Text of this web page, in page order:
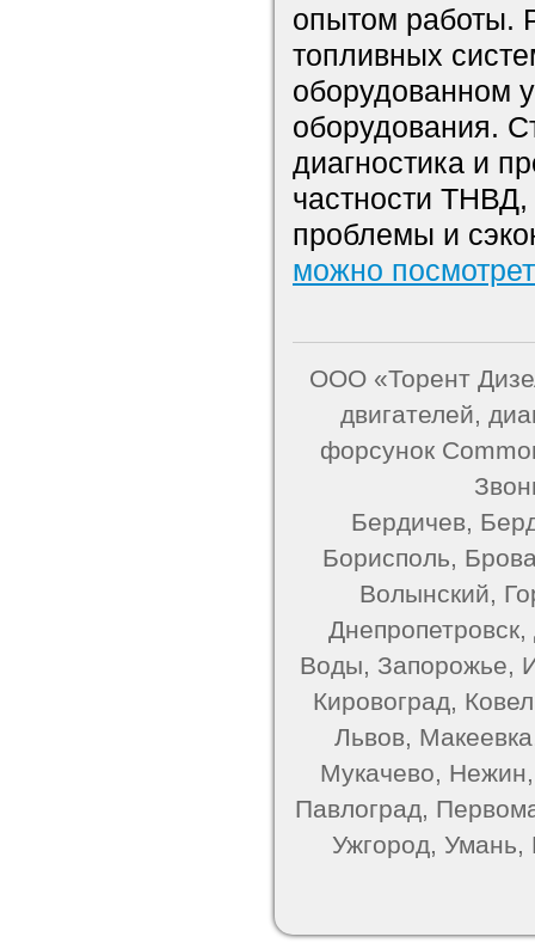
опытом работы.
топливных
оборудованном
оборудования.
диагностика и
частности ТНВД,
проблемы и
можно
ООО «Торент
двигателей,
форсунок
Бердичев,
Борисполь,
Волынский,
Воды, Запорожье,
Кировоград,
Львов,
Мукачево,
Павлоград,
Ужгород, Умань,